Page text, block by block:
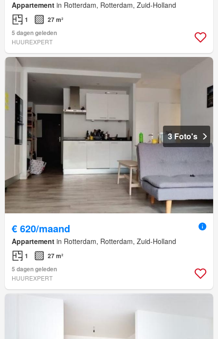
Appartement in Rotterdam, Rotterdam, Zuid-Holland
1
27 m²
5 dagen geleden
HUUREXPERT
3 Foto's
€ 620/maand
Appartement in Rotterdam, Rotterdam, Zuid-Holland
1
27 m²
5 dagen geleden
HUUREXPERT